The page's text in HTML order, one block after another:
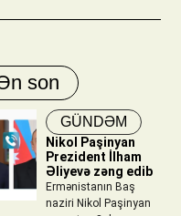
son
GÜNDƏM
Nikol Paşinyan
Prezident İlham
Əliyevə zəng edib
Ermənistanın Baş
naziri Nikol Paşinyan